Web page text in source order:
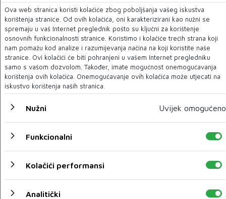
Kasumović izabran za predsjednik BHI
19 VELJ 2022
Udruženje Pomozi.ba otvorilo humanitarni bazar
Ova web stranica koristi kolačiće zbog poboljšanja vašeg iskustva
korištenja stranice. Od ovih kolačića, oni karakterizirani kao nužni se
spremaju u vaš Internet preglednik pošto su ključni za korištenje
osnovnih funkcionalnosti stranice. Koristimo i kolačiće trećih strana koji
nam pomažu kod analize i razumijevanja načina na koji koristite naše
stranice. Ovi kolačići će biti pohranjeni u vašem Internet pregledniku
samo s vašom dozvolom. Također, imate mogućnost onemogućavanja
korištenja ovih kolačića. Onemogućavanje ovih kolačića može utjecati na
iskustvo korištenja naših stranica.
Nužni Uvijek omogućeno
Funkcionalni
Kolačići performansi
Analitički